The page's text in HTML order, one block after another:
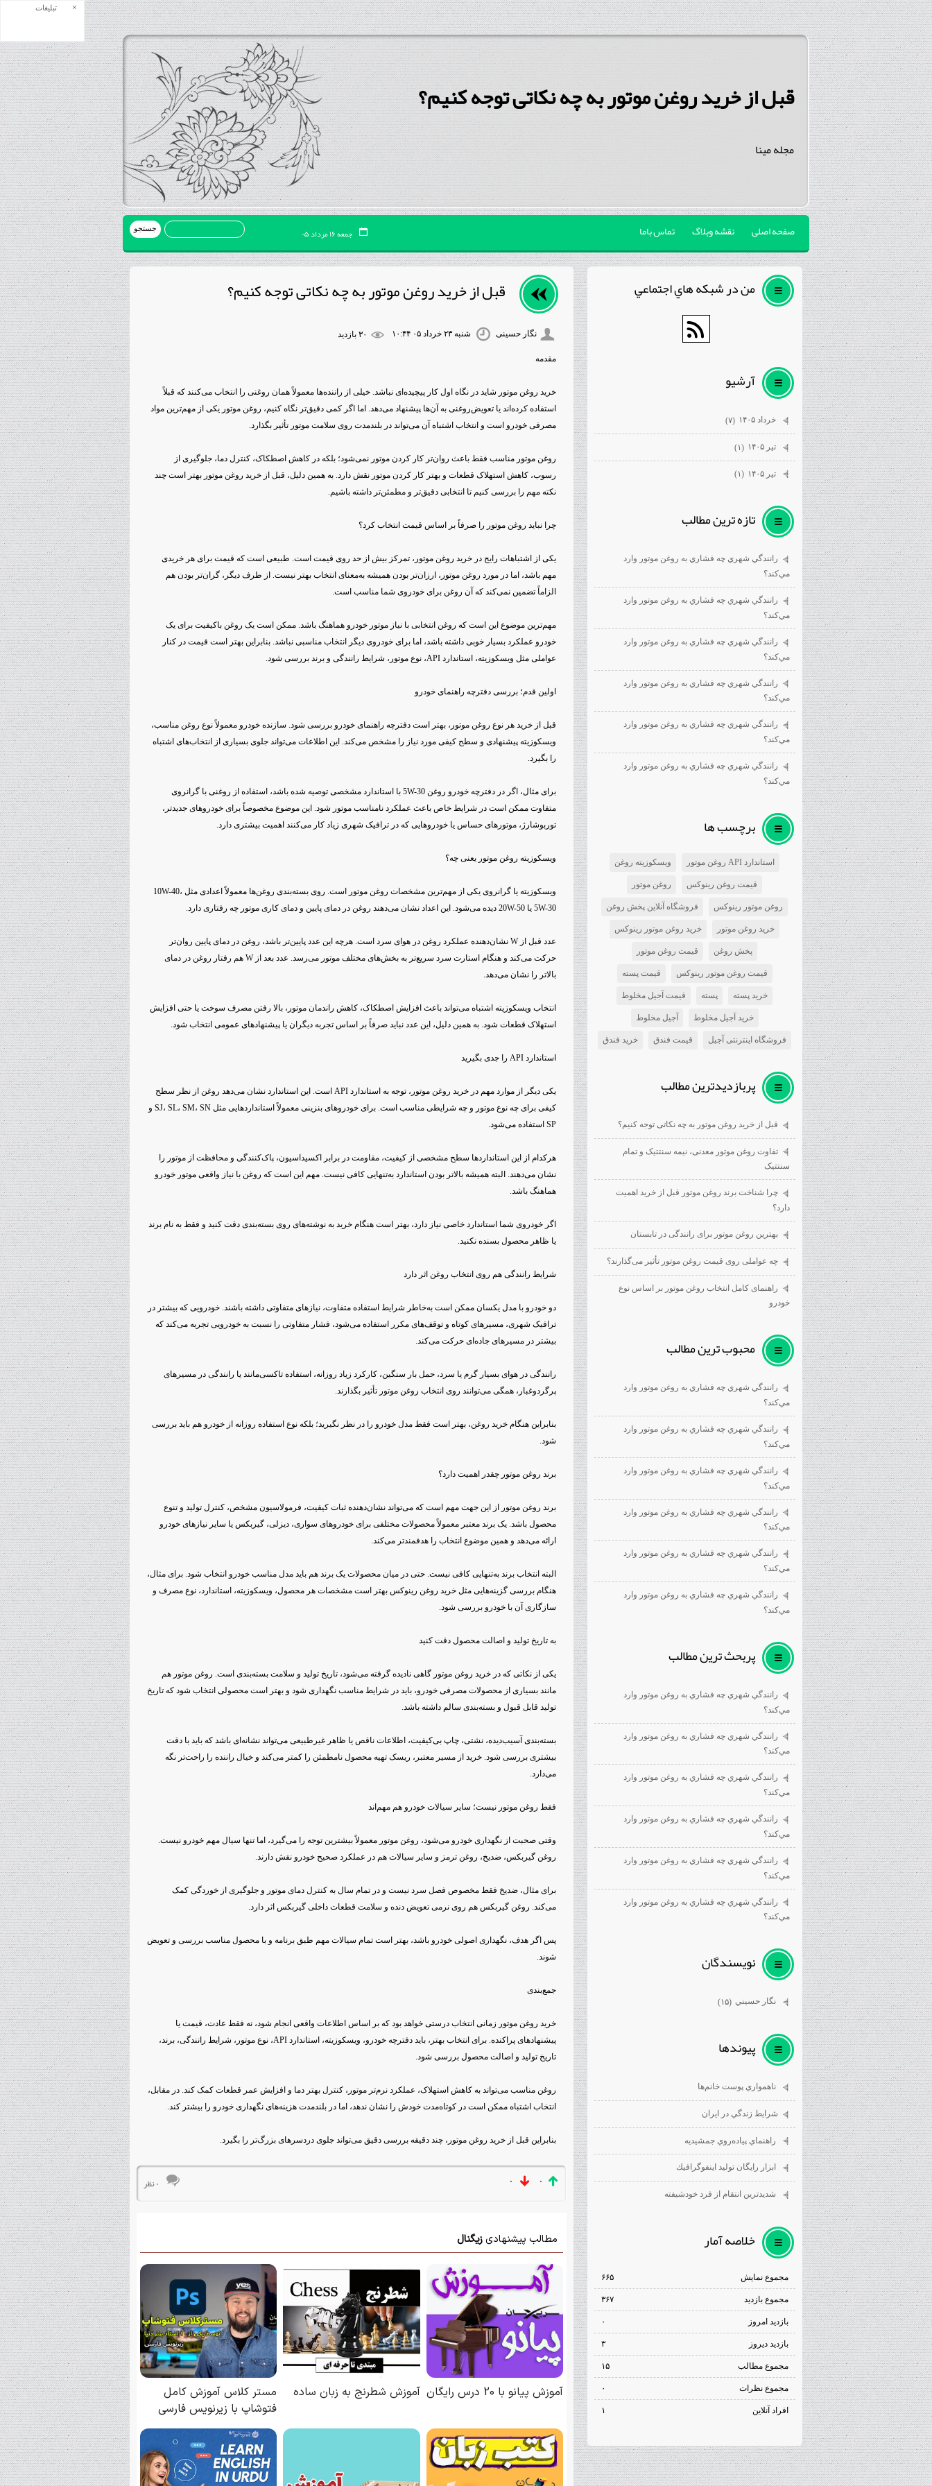
قبل از خرید روغن موتور به چه نکاتی توجه کنیم؟
مجله مینا
صفحه اصلی نقشه وبلاگ تماس باما جمعه ۱۶ مرداد ۰۵
قبل از خرید روغن موتور به چه نکاتی توجه کنیم؟
نگار حسینی شنبه ۲۳ خرداد ۰۵ ۱۰:۴۴
مقدمه
خرید روغن موتور شاید در نگاه اول کار پیچیده‌ای نباشد. خیلی از راننده‌ها معمولاً همان روغنی را انتخاب می‌کنند که قبلاً
استفاده کرده‌اند یا تعویض‌روغنی به آن‌ها پیشنهاد می‌دهد. اما اگر کمی دقیق‌تر نگاه کنیم، روغن موتور یکی از مهم‌ترین مواد
مصرفی خودرو است و انتخاب اشتباه آن می‌تواند در بلندمدت روی سلامت موتور تأثیر بگذارد.
روغن موتور مناسب فقط باعث روان‌تر کار کردن موتور نمی‌شود؛ بلکه در کاهش اصطکاک، کنترل دما، جلوگیری از
رسوب، کاهش استهلاک قطعات و بهتر کار کردن موتور نقش دارد. به همین دلیل، قبل از خرید روغن موتور بهتر است چند
نکته مهم را بررسی کنیم تا انتخابی دقیق‌تر و مطمئن‌تر داشته باشیم.
چرا نباید روغن موتور را صرفاً بر اساس قیمت انتخاب کرد؟
یکی از اشتباهات رایج در خرید روغن موتور، تمرکز بیش از حد روی قیمت است. طبیعی است که قیمت برای هر خریدی
مهم باشد، اما در مورد روغن موتور، ارزان‌تر بودن همیشه به‌معنای انتخاب بهتر نیست. از طرف دیگر، گران‌تر بودن هم
الزاماً تضمین نمی‌کند که آن روغن برای خودروی شما مناسب است.
مهم‌ترین موضوع این است که روغن انتخابی با نیاز موتور خودرو هماهنگ باشد. ممکن است یک روغن باکیفیت برای یک
خودرو عملکرد بسیار خوبی داشته باشد، اما برای خودروی دیگر انتخاب مناسبی نباشد. بنابراین بهتر است قیمت در کنار
عواملی مثل ویسکوزیته، استاندارد API، نوع موتور، شرایط رانندگی و برند بررسی شود.
اولین قدم؛ بررسی دفترچه راهنمای خودرو
قبل از خرید هر نوع روغن موتور، بهتر است دفترچه راهنمای خودرو بررسی شود. سازنده خودرو معمولاً نوع روغن مناسب،
ویسکوزیته پیشنهادی و سطح کیفی مورد نیاز را مشخص می‌کند. این اطلاعات می‌تواند جلوی بسیاری از انتخاب‌های اشتباه
را بگیرد.
برای مثال، اگر در دفترچه خودرو روغن 5W-30 با استاندارد مشخصی توصیه شده باشد، استفاده از روغنی با گرانروی
متفاوت ممکن است در شرایط خاص باعث عملکرد نامناسب موتور شود. این موضوع مخصوصاً برای خودروهای جدیدتر،
توربوشارژ، موتورهای حساس یا خودروهایی که در ترافیک شهری زیاد کار می‌کنند اهمیت بیشتری دارد.
ویسکوزیته روغن موتور یعنی چه؟
ویسکوزیته یا گرانروی یکی از مهم‌ترین مشخصات روغن موتور است. روی بسته‌بندی روغن‌ها معمولاً اعدادی مثل 10W-40،
5W-30 یا 20W-50 دیده می‌شود. این اعداد نشان می‌دهند روغن در دمای پایین و دمای کاری موتور چه رفتاری دارد.
عدد قبل از W نشان‌دهنده عملکرد روغن در هوای سرد است. هرچه این عدد پایین‌تر باشد، روغن در دمای پایین روان‌تر
حرکت می‌کند و هنگام استارت سرد سریع‌تر به بخش‌های مختلف موتور می‌رسد. عدد بعد از W هم رفتار روغن در دمای
بالاتر را نشان می‌دهد.
انتخاب ویسکوزیته اشتباه می‌تواند باعث افزایش اصطکاک، کاهش راندمان موتور، بالا رفتن مصرف سوخت یا حتی افزایش
استهلاک قطعات شود. به همین دلیل، این عدد نباید صرفاً بر اساس تجربه دیگران یا پیشنهادهای عمومی انتخاب شود.
استاندارد API را جدی بگیرید
یکی دیگر از موارد مهم در خرید روغن موتور، توجه به استاندارد API است. این استاندارد نشان می‌دهد روغن از نظر سطح
کیفی برای چه نوع موتور و چه شرایطی مناسب است. برای خودروهای بنزینی معمولاً استانداردهایی مثل SJ، SL، SM، SN و
SP استفاده می‌شود.
هرکدام از این استانداردها سطح مشخصی از کیفیت، مقاومت در برابر اکسیداسیون، پاک‌کنندگی و محافظت از موتور را
نشان می‌دهند. البته همیشه بالاتر بودن استاندارد به‌تنهایی کافی نیست. مهم این است که روغن با نیاز واقعی موتور خودرو
هماهنگ باشد.
اگر خودروی شما استاندارد خاصی نیاز دارد، بهتر است هنگام خرید به نوشته‌های روی بسته‌بندی دقت کنید و فقط به نام برند
یا ظاهر محصول بسنده نکنید.
شرایط رانندگی هم روی انتخاب روغن اثر دارد
دو خودرو با مدل یکسان ممکن است به‌خاطر شرایط استفاده متفاوت، نیازهای متفاوتی داشته باشند. خودرویی که بیشتر در
ترافیک شهری، مسیرهای کوتاه و توقف‌های مکرر استفاده می‌شود، فشار متفاوتی را نسبت به خودرویی تجربه می‌کند که
بیشتر در مسیرهای جاده‌ای حرکت می‌کند.
رانندگی در هوای بسیار گرم یا سرد، حمل بار سنگین، کارکرد زیاد روزانه، استفاده تاکسی‌مانند یا رانندگی در مسیرهای
پرگردوغبار، همگی می‌توانند روی انتخاب روغن موتور تأثیر بگذارند.
بنابراین هنگام خرید روغن، بهتر است فقط مدل خودرو را در نظر نگیرید؛ بلکه نوع استفاده روزانه از خودرو هم باید بررسی
شود.
برند روغن موتور چقدر اهمیت دارد؟
برند روغن موتور از این جهت مهم است که می‌تواند نشان‌دهنده ثبات کیفیت، فرمولاسیون مشخص، کنترل تولید و تنوع
محصول باشد. یک برند معتبر معمولاً محصولات مختلفی برای خودروهای سواری، دیزلی، گیربکس یا سایر نیازهای خودرو
ارائه می‌دهد و همین موضوع انتخاب را هدفمندتر می‌کند.
البته انتخاب برند به‌تنهایی کافی نیست. حتی در میان محصولات یک برند هم باید مدل مناسب خودرو انتخاب شود. برای مثال،
هنگام بررسی گزینه‌هایی مثل خرید روغن رینوکس بهتر است مشخصات هر محصول، ویسکوزیته، استاندارد، نوع مصرف و
سازگاری آن با خودرو بررسی شود.
به تاریخ تولید و اصالت محصول دقت کنید
یکی از نکاتی که در خرید روغن موتور گاهی نادیده گرفته می‌شود، تاریخ تولید و سلامت بسته‌بندی است. روغن موتور هم
مانند بسیاری از محصولات مصرفی خودرو، باید در شرایط مناسب نگهداری شود و بهتر است محصولی انتخاب شود که تاریخ
تولید قابل قبول و بسته‌بندی سالم داشته باشد.
بسته‌بندی آسیب‌دیده، نشتی، چاپ بی‌کیفیت، اطلاعات ناقص یا ظاهر غیرطبیعی می‌تواند نشانه‌ای باشد که باید با دقت
بیشتری بررسی شود. خرید از مسیر معتبر، ریسک تهیه محصول نامطمئن را کمتر می‌کند و خیال راننده را راحت‌تر نگه
می‌دارد.
فقط روغن موتور نیست؛ سایر سیالات خودرو هم مهم‌اند
وقتی صحبت از نگهداری خودرو می‌شود، روغن موتور معمولاً بیشترین توجه را می‌گیرد، اما تنها سیال مهم خودرو نیست.
روغن گیربکس، ضدیخ، روغن ترمز و سایر سیالات هم در عملکرد صحیح خودرو نقش دارند.
برای مثال، ضدیخ فقط مخصوص فصل سرد نیست و در تمام سال به کنترل دمای موتور و جلوگیری از خوردگی کمک
می‌کند. روغن گیربکس هم روی نرمی تعویض دنده و سلامت قطعات داخلی گیربکس اثر دارد.
پس اگر هدف، نگهداری اصولی خودرو باشد، بهتر است تمام سیالات مهم طبق برنامه و با محصول مناسب بررسی و تعویض
شوند.
جمع‌بندی
خرید روغن موتور زمانی انتخاب درستی خواهد بود که بر اساس اطلاعات واقعی انجام شود، نه فقط عادت، قیمت یا
پیشنهادهای پراکنده. برای انتخاب بهتر، باید دفترچه خودرو، ویسکوزیته، استاندارد API، نوع موتور، شرایط رانندگی، برند،
تاریخ تولید و اصالت محصول بررسی شود.
روغن مناسب می‌تواند به کاهش استهلاک، عملکرد نرم‌تر موتور، کنترل بهتر دما و افزایش عمر قطعات کمک کند. در مقابل،
انتخاب اشتباه ممکن است در کوتاه‌مدت خودش را نشان ندهد، اما در بلندمدت هزینه‌های نگهداری خودرو را بیشتر کند.
بنابراین قبل از خرید روغن موتور، چند دقیقه بررسی دقیق می‌تواند جلوی دردسرهای بزرگ‌تر را بگیرد.
۰ ۰ ۰ نظر
من در شبكه هاي اجتماعي
آرشيو
خرداد ۱۴۰۵ (۷)
تیر ۱۴۰۵ (۱)
تیر ۱۴۰۵ (۱)
تازه ترين مطالب
رانندگي شهري چه فشاري به روغن موتور وارد
مي‌كند؟
رانندگي شهري چه فشاري به روغن موتور وارد
مي‌كند؟
رانندگي شهري چه فشاري به روغن موتور وارد
مي‌كند؟
رانندگي شهري چه فشاري به روغن موتور وارد
مي‌كند؟
رانندگي شهري چه فشاري به روغن موتور وارد
مي‌كند؟
رانندگي شهري چه فشاري به روغن موتور وارد
مي‌كند؟
برچسب ها
استاندارد API روغن موتور ویسکوزیته روغن
قیمت روغن رینوکس روغن موتور
روغن موتور رینوکس فروشگاه آنلاین پخش روغن
خرید روغن موتور خرید روغن موتور رینوکس
پخش روغن قیمت روغن موتور
قیمت روغن موتور رینوکس قیمت پسته
خرید پسته پسته قیمت آجیل مخلوط
خرید آجیل مخلوط آجیل مخلوط
فروشگاه اینترنتی آجیل قیمت فندق خرید فندق
پربازديدترين مطالب
قبل از خرید روغن موتور به چه نکاتی توجه کنیم؟
تفاوت روغن موتور معدنی، نیمه سنتتیک و تمام
سنتتیک
چرا شناخت برند روغن موتور قبل از خرید اهمیت
دارد؟
بهترین روغن موتور برای رانندگی در تابستان
چه عواملی روی قیمت روغن موتور تأثیر می‌گذارند؟
راهنمای کامل انتخاب روغن موتور بر اساس نوع
خودرو
محبوب ترين مطالب
رانندگي شهري چه فشاري به روغن موتور وارد
مي‌كند؟
رانندگي شهري چه فشاري به روغن موتور وارد
مي‌كند؟
رانندگي شهري چه فشاري به روغن موتور وارد
مي‌كند؟
رانندگي شهري چه فشاري به روغن موتور وارد
مي‌كند؟
رانندگي شهري چه فشاري به روغن موتور وارد
مي‌كند؟
رانندگي شهري چه فشاري به روغن موتور وارد
مي‌كند؟
پربحث ترين مطالب
رانندگي شهري چه فشاري به روغن موتور وارد
مي‌كند؟
رانندگي شهري چه فشاري به روغن موتور وارد
مي‌كند؟
رانندگي شهري چه فشاري به روغن موتور وارد
مي‌كند؟
رانندگي شهري چه فشاري به روغن موتور وارد
مي‌كند؟
رانندگي شهري چه فشاري به روغن موتور وارد
مي‌كند؟
رانندگي شهري چه فشاري به روغن موتور وارد
مي‌كند؟
نويسندگان
نگار حسيني (۱۵)
پيوندها
ناهمواري پوست خانم‌ها
شرايط زندگي در ايران
راهنماي پياده‌روي جمشيديه
ابزار رايگان توليد اينفوگرافيك
شديدترين انتقام از فرد خودشيفته
خلاصه آمار
مجموع نمایش‌ ۶۶۵
مجموع بازدید ۳۶۷
بازدید امروز ۰
بازدید دیروز ۳
مجموع مطالب ۱۵
مجموع نظرات ۰
افراد آنلاین ۱
تبلیغات ×